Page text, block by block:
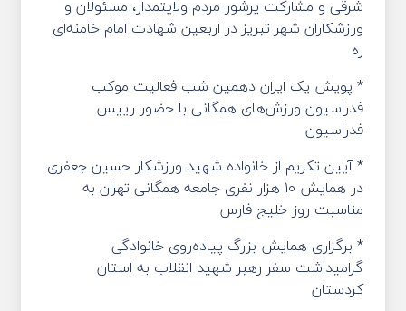
شرقی و مشارکت پرشور مردم ولایتمدار، مسئولان و
ورزشکاران شهر تبریز در اربعین شهادت امام خامنه‌ای
ره
* پویش یک ایران دهمین شب فعالیت موکب
فدراسیون ورزش‌های همگانی با حضور رییس
فدراسیون
* آیین تکریم از خانواده شهید ورزشکار حسین جعفری
در همایش ۱۰ هزار نفری جامعه همگانی تهران به
مناسبت روز خلیج فارس
* برگزاری همایش بزرگ پیاده‌روی خانوادگی
گرامیداشت سفر رهبر شهید انقلاب به استان
کردستان